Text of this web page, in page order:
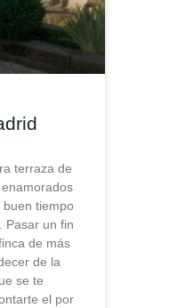
terraza de
tiempo
Pasar un fin
de más
de la
se te
el por